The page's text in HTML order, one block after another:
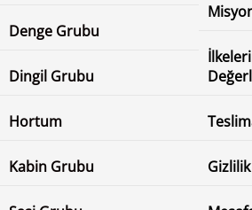
Denge Grubu
Dingil Grubu
Hortum
Kabin Grubu